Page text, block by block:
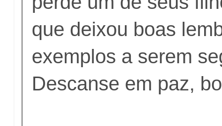
que deixou boas
exemplos a serem
Descanse em paz,